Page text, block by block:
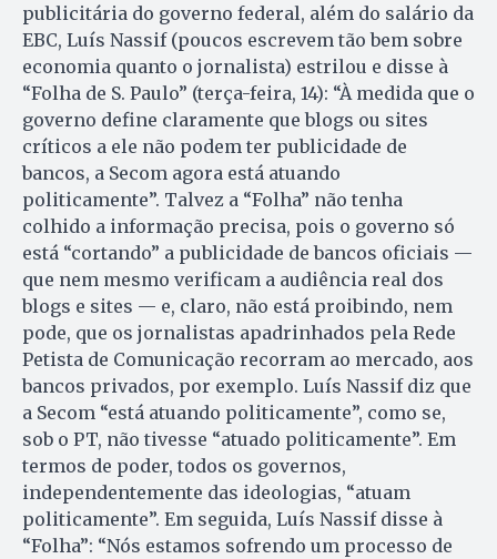
publicitária do governo federal, além do salário da
EBC, Luís Nassif (poucos escrevem tão bem sobre
economia quanto o jornalista) estrilou e disse à
“Folha de S. Paulo” (terça-feira, 14): “À medida que o
governo define claramente que blogs ou sites
críticos a ele não podem ter publicidade de
bancos, a Secom agora está atuando
politicamente”. Talvez a “Folha” não tenha
colhido a informação precisa, pois o governo só
está “cortando” a publicidade de bancos oficiais —
que nem mesmo verificam a audiência real dos
blogs e sites — e, claro, não está proibindo, nem
pode, que os jornalistas apadrinhados pela Rede
Petista de Comunicação recorram ao mercado, aos
bancos privados, por exemplo. Luís Nassif diz que
a Secom “está atuando politicamente”, como se,
sob o PT, não tivesse “atuado politicamente”. Em
termos de poder, todos os governos,
independentemente das ideologias, “atuam
politicamente”. Em seguida, Luís Nassif disse à
“Folha”: “Nós estamos sofrendo um processo de